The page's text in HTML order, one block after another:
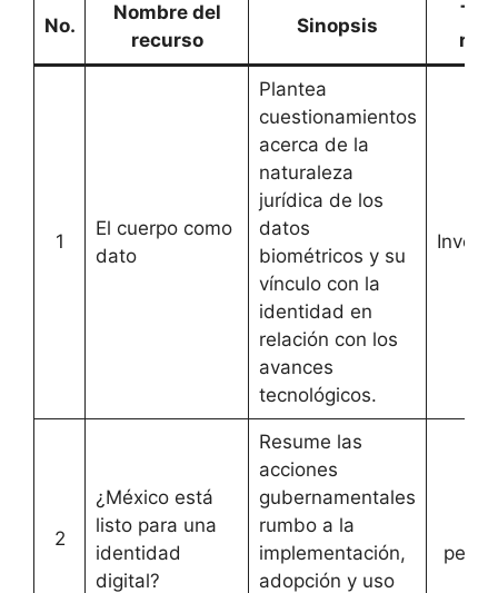
No.
Nombre del
recurso
Sinopsis
1
El cuerpo como
dato
Plantea
cuestionamientos
acerca de la
naturaleza
jurídica de los
datos
biométricos y su
vínculo con la
identidad en
relación con los
avances
tecnológicos.
2
¿México está
listo para una
identidad
digital?
Resume las
acciones
gubernamentales
rumbo a la
implementación,
adopción y uso